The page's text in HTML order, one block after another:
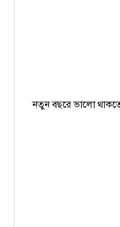
নতুন বছরে ভালো